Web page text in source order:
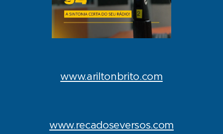
www.ariltonbrito.com
www.recadoseversos.com